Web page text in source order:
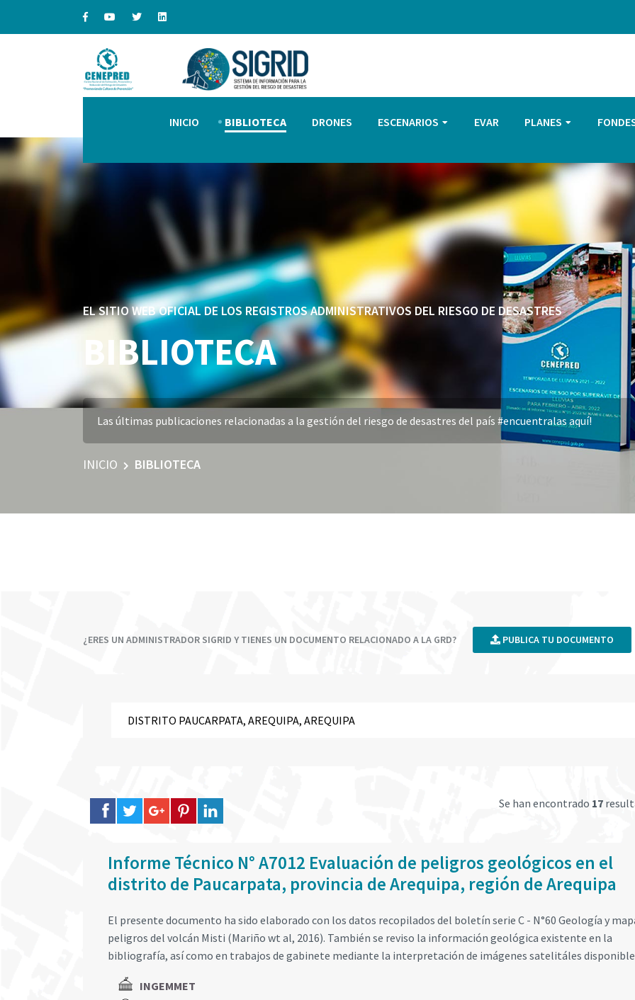
INICIO BIBLIOTECA DRONES ESCENARIOS EVAR PLANES
EL SITIO WEB OFICIAL DE LOS REGISTROS ADMINISTRATIVOS DEL RIESGO DE DESASTRES
BIBLIOTECA
Las últimas publicaciones relacionadas a la gestión del riesgo de desastres del país #encuentralas aquí!
INICIO BIBLIOTECA
¿ERES UN ADMINISTRADOR SIGRID Y TIENES UN DOCUMENTO RELACIONADO A LA GRD? PUBLICA TU DOCUMENTO
Se han encontrado 17
Informe Técnico N° A7012 Evaluación de peligros geológicos en el
distrito de Paucarpata, provincia de Arequipa, región de Arequipa
El presente documento ha sido elaborado con los datos recopilados del boletín serie C - N°60 Geología y
peligros del volcán Misti (Mariño wt al, 2016). También se reviso la información geológica existente en la
bibliografía, así como en trabajos de gabinete mediante la interpretación de imágenes satelitáles
INGEMMET